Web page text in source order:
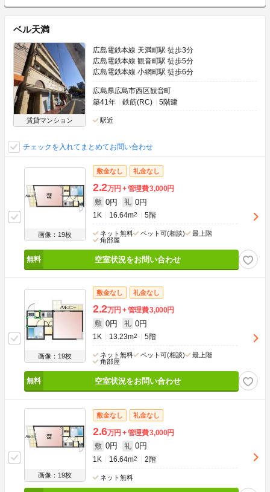
ベル天満
賃貸マンション
広島電鉄本線 天満町駅 徒歩3分
広島電鉄本線 観音町駅 徒歩5分
広島電鉄本線 小網町駅 徒歩6分
広島県広島市西区観音町
築41年
鉄筋(RC) 5階建
駅近
チェックを入れてまとめてお問い合わせ
画像：19枚
敷金なし 礼金なし
2.2万円 管理費3,000円
敷 0円 礼 0円
1K 16.64m2 5階
ネット無料 ペット可(相談)
最上階
角部屋
空室状況をお問い合わせ
画像：19枚
敷金なし 礼金なし
2.2万円 管理費3,000円
敷 0円 礼 0円
1K 13.23m2 5階
ネット無料 ペット可(相談)
最上階
角部屋
空室状況をお問い合わせ
画像：19枚
敷金なし 礼金なし
2.6万円 管理費3,000円
敷 0円 礼 0円
1K 16.64m2 2階
ネット無料